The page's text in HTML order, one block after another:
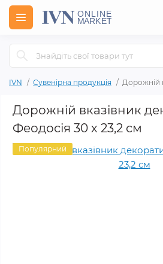
IVN Сувенірна продукція Дорожній
Дорожній вказівник
Феодосія 30 х 23,2 см
Популярний